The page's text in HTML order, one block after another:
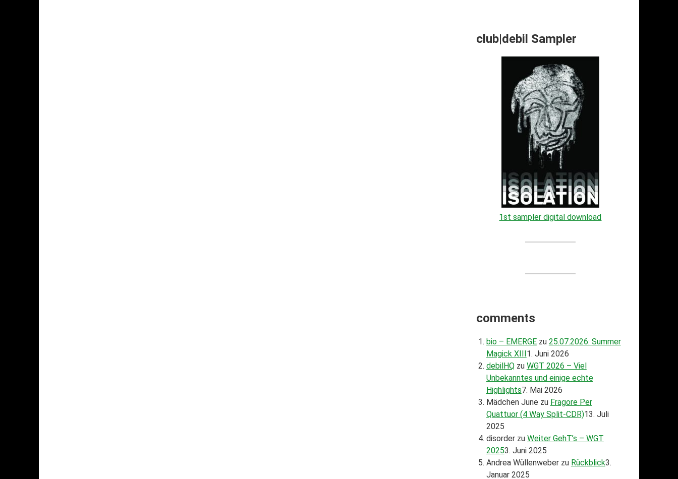
club|debil Sampler
1st sampler digital download
comments
bio – EMERGEzu 25.07.2026: Summer
Magick XIII1. Juni 2026
debilHQzu WGT 2026 – Viel
Unbekanntes und einige echte
Highlights7. Mai 2026
Mädchen June zu Fragore Per
Quattuor (4 Way Split-CDR)13. Juli
2025
disorderzu Weiter GehT’s – WGT
20253. Juni 2025
Andrea Wüllenweberzu Rückblick3.
Januar 2025